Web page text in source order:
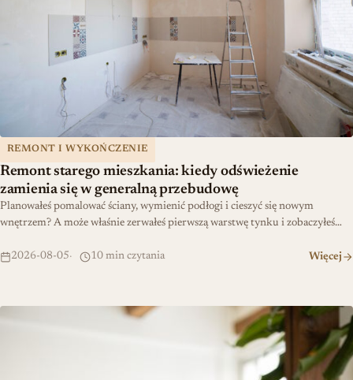
REMONT I WYKOŃCZENIE
Remont starego mieszkania: kiedy odświeżenie
zamienia się w generalną przebudowę
Planowałeś pomalować ściany, wymienić podłogi i cieszyć się nowym
wnętrzem? A może właśnie zerwałeś pierwszą warstwę tynku i zobaczyłeś…
2026-08-05 10 min czytania Więcej
Kompletny przewodnik po wyborze umywalki do łazienki –